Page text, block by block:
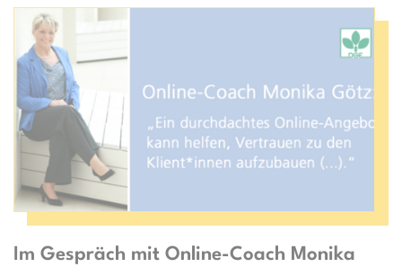
Im Gespräch mit Online-Coach Monika